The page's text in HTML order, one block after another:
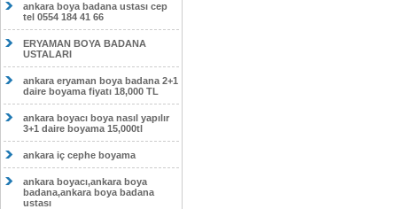
ankara boya badana ustası cep
tel 0554 184 41 66
ERYAMAN BOYA BADANA
USTALARI
ankara eryaman boya badana 2+1
daire boyama fiyatı 18,000 TL
ankara boyacı boya nasıl yapılır
3+1 daire boyama 15,000tl
ankara iç cephe boyama
ankara boyacı,ankara boya
badana,ankara boya badana
ustası